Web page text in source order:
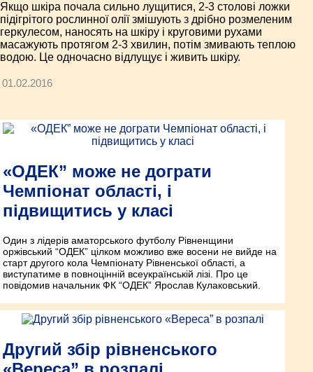
Якщо шкіра почала сильно лущитися, 2-3 столові ложки
підігрітого рослинної олії змішують з дрібно розмеленим
геркулесом, наносять на шкіру і круговими рухами
масажують протягом 2-3 хвилин, потім змивають теплою
водою. Це одночасно відлущує і живить шкіру.
01.02.2016
«ОДЕК” може не дограти
Чемпіонат області, і
підвищитись у класі
Один з лідерів аматорського футболу Рівненщини
оржівський “ОДЕК” цілком можливо вже восени не вийде на
старт другого кола Чемпіонату Рівненської області, а
виступатиме в повноцінній всеукраїнській лізі. Про це
повідомив начальник ФК “ОДЕК” Ярослав Кулаковський.
Другий збір рівненського